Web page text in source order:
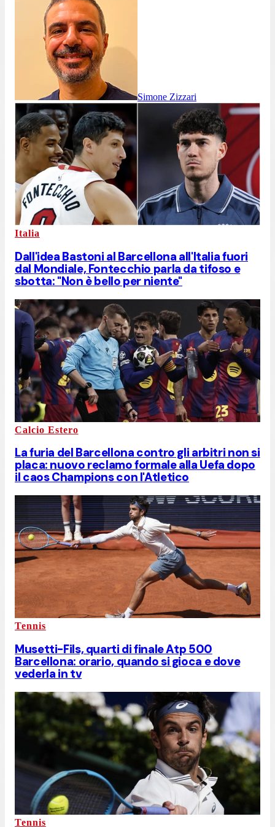
Simone Zizzari
Italia
Dall'idea Bastoni al Barcellona all'Italia fuori
dal Mondiale, Fontecchio parla da tifoso e
sbotta: "Non è bello per niente"
Calcio Estero
La furia del Barcellona contro gli arbitri non si
placa: nuovo reclamo formale alla Uefa dopo
il caos Champions con l'Atletico
Tennis
Musetti-Fils, quarti di finale Atp 500
Barcellona: orario, quando si gioca e dove
vederla in tv
Tennis